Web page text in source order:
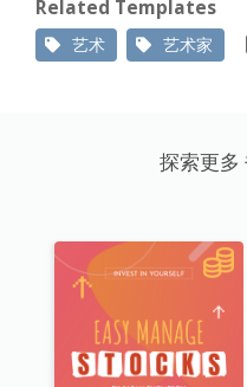
Related Templates
艺术 艺术家
探索更多